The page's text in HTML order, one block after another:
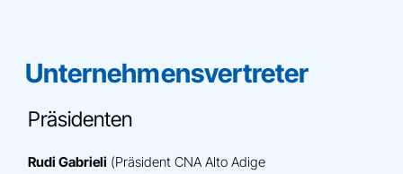
Unternehmensvertreter
Präsidenten
Rudi Gabrieli (Präsident CNA Alto Adige